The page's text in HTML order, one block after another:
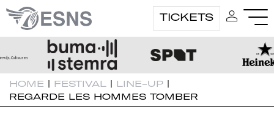
TICKETS
HOME | FESTIVAL | LINE-UP |
REGARDE LES HOMMES TOMBER